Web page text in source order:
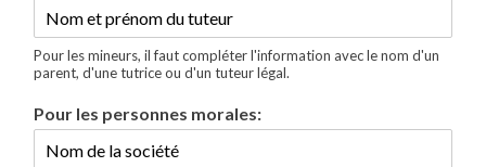
t
e
r
Pour les mineurs, il faut compléter l'information avec le nom d'un
parent, d'une tutrice ou d'un tuteur légal.
Pour les personnes morales: